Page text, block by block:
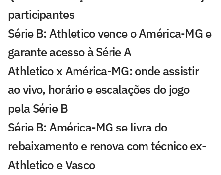
participantes
Série B: Athletico vence o América-MG e
garante acesso à Série A
Athletico x América-MG: onde assistir
ao vivo, horário e escalações do jogo
pela Série B
Série B: América-MG se livra do
rebaixamento e renova com técnico ex-
Athletico e Vasco